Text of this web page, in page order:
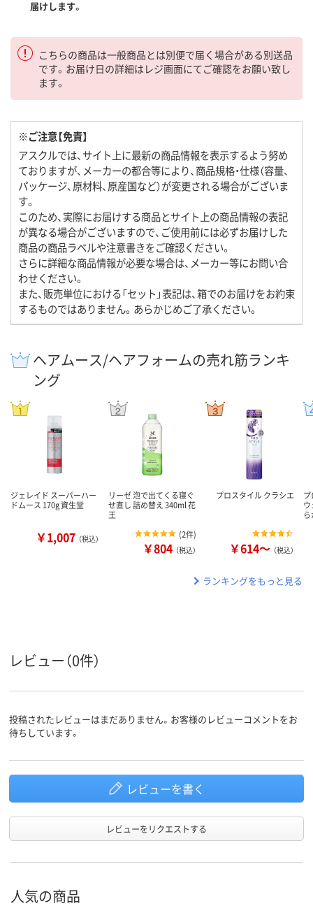
届けします。
こちらの商品は一般商品とは別便で届く場合がある別送品
です。お届け日の詳細はレジ画面にてご確認をお願い致し
ます。
※ご注意【免責】
アスクルでは、サイト上に最新の商品情報を表示するよう努め
ておりますが、メーカーの都合等により、商品規格・仕様（容量、
パッケージ、原材料、原産国など）が変更される場合がございま
す。
このため、実際にお届けする商品とサイト上の商品情報の表記
が異なる場合がございますので、ご使用前には必ずお届けした
商品の商品ラベルや注意書きをご確認ください。
さらに詳細な商品情報が必要な場合は、メーカー等にお問い合
わせください。
また、販売単位における「セット」表記は、箱でのお届けをお約束
するものではありません。あらかじめご了承ください。
ヘアムース/ヘアフォームの売れ筋ランキ
ング
ジェレイド スーパーハー
ドムース 170g 資生堂
￥1,007 （税込）
リーゼ 泡で出てくる寝ぐ
せ直し 詰め替え 340ml 花
王
(2件)
￥804 （税込）
プロスタイル クラシエ
￥614～ （税込）
ランキングをもっと見る
レビュー（0件）
投稿されたレビューはまだありません。お客様のレビューコメントをお
待ちしています。
レビューを書く
レビューをリクエストする
人気の商品